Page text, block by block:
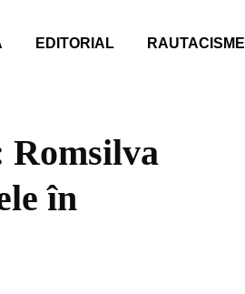
EDITORIAL RAUTACISME
Romsilva
în